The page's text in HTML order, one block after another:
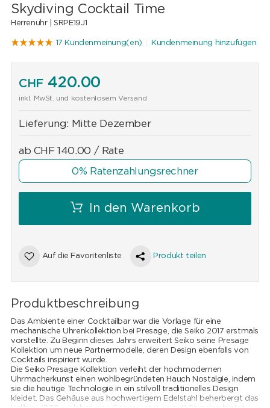
Skydiving Cocktail Time
Herrenuhr |SRPE19J1
17 Kundenmeinung(en) Kundenmeinung hinzufügen
CHF420.00
inkl. MwSt. und kostenlosem Versand
Lieferung: Mitte Dezember
ab CHF140.00 / Rate
0% Ratenzahlungsrechner
In den Warenkorb
Auf die Favoritenliste Produkt teilen
Produktbeschreibung
Das Ambiente einer Cocktailbar war die Vorlage für eine
mechanische Uhrenkollektion bei Presage, die Seiko 2017 erstmals
vorstellte. Zu Beginn dieses Jahrs erweitert Seiko seine Presage
Kollektion um neue Partnermodelle, deren Design ebenfalls von
Cocktails inspiriert wurde.
Die Seiko Presage Kollektion verleiht der hochmodernen
Uhrmacherkunst einen wohlbegründeten Hauch Nostalgie, indem
sie die heutige Technologie in ein stilvoll traditionelles Design
kleidet. Das Gehäuse aus hochwertigem Edelstahl beherbergt das